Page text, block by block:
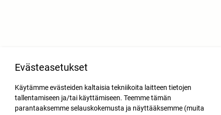
Evästeasetukset
Käytämme evästeiden kaltaisia tekniikoita laitteen tietojen
tallentamiseen ja/tai käyttämiseen. Teemme tämän
parantaaksemme selauskokemusta ja näyttääksemme (muita